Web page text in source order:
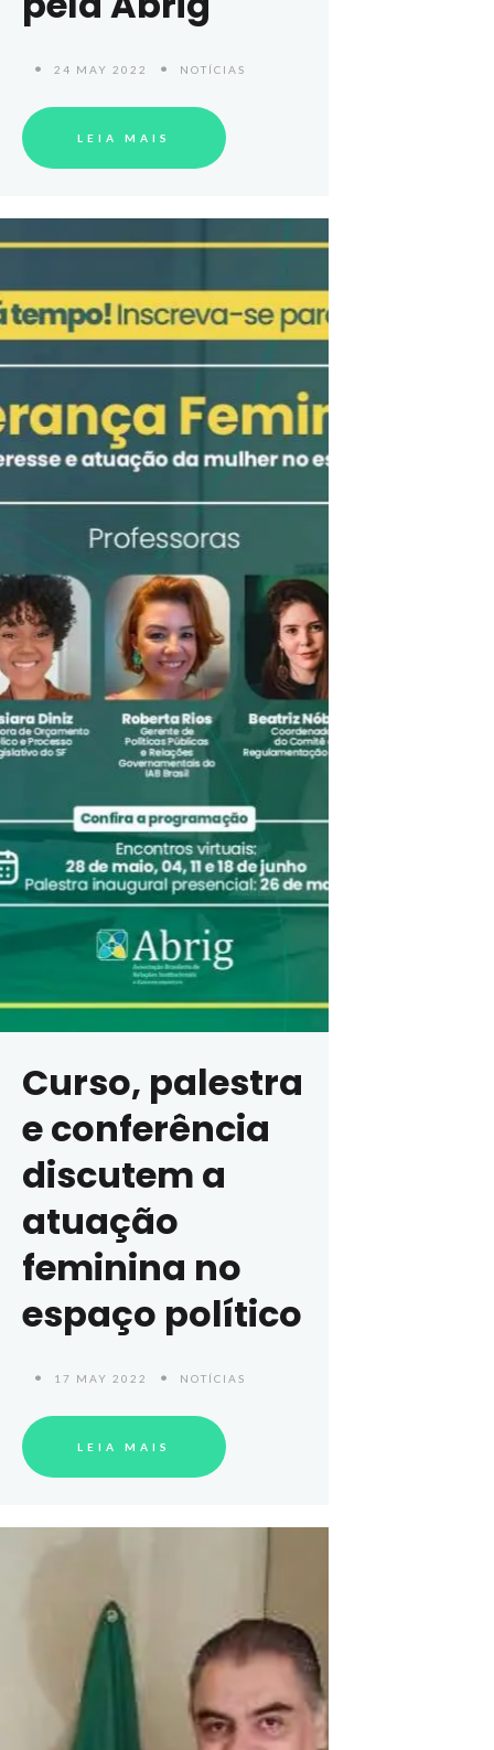
24 MAY 2022 NOTÍCIAS
LEIA MAIS
Curso, palestra
e conferência
discutem a
atuação
feminina no
espaço político
17 MAY 2022 NOTÍCIAS
LEIA MAIS